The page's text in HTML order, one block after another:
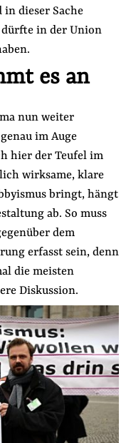
dieser Sache
dürfte in der Union
es an
nun weiter
im Auge
hier der Teufel im
wirksame, klare
bringt, hängt
ab. So muss
dem
erfasst sein, denn
die meisten
Diskussion.